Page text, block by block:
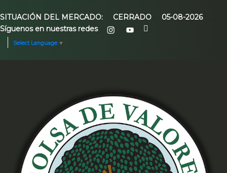
SITUACIÓN DEL MERCADO: CERRADO
05-08-2026
Síguenos en nuestras redes
Select Language ▼